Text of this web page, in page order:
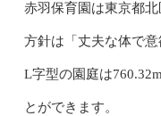
赤羽保育園は東京都
方針は「丈夫な体で意
L字型の園庭は
とができます。